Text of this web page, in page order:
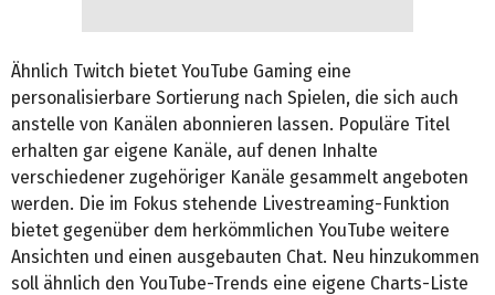
Ähnlich Twitch bietet YouTube Gaming eine
personalisierbare Sortierung nach Spielen, die sich auch
anstelle von Kanälen abonnieren lassen. Populäre Titel
erhalten gar eigene Kanäle, auf denen Inhalte
verschiedener zugehöriger Kanäle gesammelt angeboten
werden. Die im Fokus stehende Livestreaming-Funktion
bietet gegenüber dem herkömmlichen YouTube weitere
Ansichten und einen ausgebauten Chat. Neu hinzukommen
soll ähnlich den YouTube-Trends eine eigene Charts-Liste